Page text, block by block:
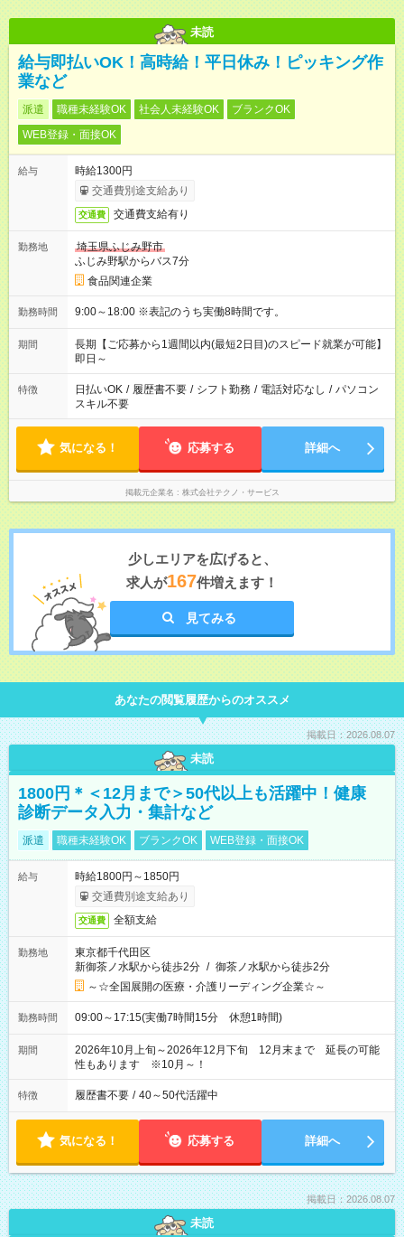
未読
給与即払いOK！高時給！平日休み！ピッキング作
業など
派遣 職種未経験OK 社会人未経験OK
ブランクOK
WEB登録・面接OK
給与
時給1300円
交通費別途支給あり
交通費 交通費支給有り
勤務地
埼玉県ふじみ野市
ふじみ野駅からバス7分
食品関連企業
勤務時間 9:00～18:00 ※表記のうち実働8時間です。
期間
長期【ご応募から1週間以内(最短2日目)のスピード就業が可能】
即日～
特徴 日払いOK / 履歴書不要 / シフト勤務 / 電話対応なし / パソコン
スキル不要
気になる！ 応募する 詳細へ
掲載元企業名 株式会社テクノ・サービス
少しエリアを広げると、
求人が167件増えます！
見てみる
あなたの閲覧履歴からのオススメ
掲載日：2026.08.07
未読
1800円＊＜12月まで＞50代以上も活躍中！健康
診断データ入力・集計など
派遣 職種未経験OK ブランクOK WEB登録・面接OK
給与
時給1800円～1850円
交通費別途支給あり
交通費 全額支給
勤務地
東京都千代田区
新御茶ノ水駅から徒歩2分 / 御茶ノ水駅から徒歩2分
～☆全国展開の医療・介護リーディング企業☆～
勤務時間 09:00～17:15(実働7時間15分 休憩1時間)
期間
2026年10月上旬～2026年12月下旬 12月末まで 延長の可能
性もあります ※10月～！
特徴 履歴書不要 / 40～50代活躍中
気になる！ 応募する 詳細へ
掲載日：2026.08.07
未読